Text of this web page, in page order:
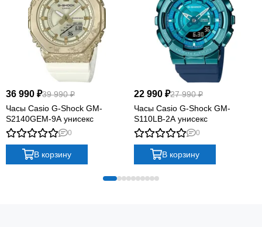
36 990 ₽39 990 ₽
Часы Casio G-Shock GM-
S2140GEM-9A унисекс
0
В корзину
22 990 ₽27 990 ₽
Часы Casio G-Shock GM-
S110LB-2A унисекс
0
В корзину